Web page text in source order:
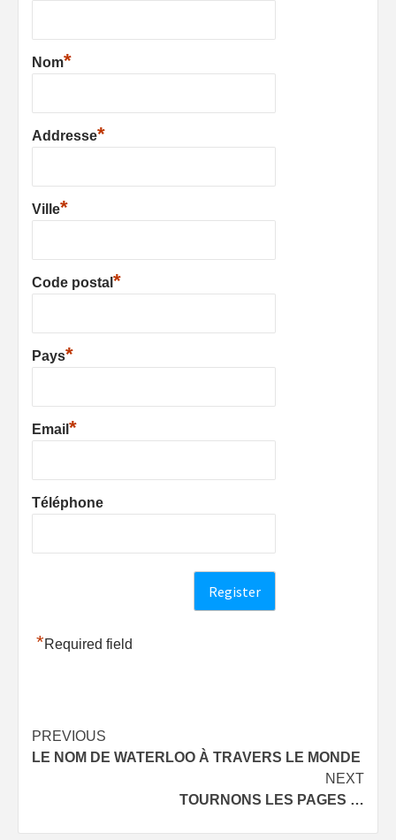
Nom*
Addresse*
Ville*
Code postal *
Pays*
Email *
Téléphone
*Required field
Post
navigation
PREVIOUS
LE NOM DE WATERLOO À TRAVERS LE MONDE
NEXT
TOURNONS LES PAGES …